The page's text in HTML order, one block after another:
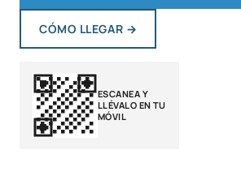
CÓMO LLEGAR →
ESCANEA Y
LLÉVALO EN TU
MÓVIL